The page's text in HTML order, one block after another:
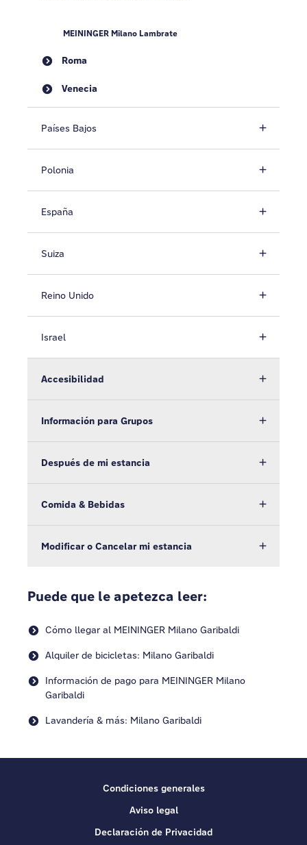
MEININGER Milano Lambrate
Roma
Venecia
Países Bajos
Polonia
España
Suiza
Reino Unido
Israel
Accesibilidad
Información para Grupos
Después de mi estancia
Comida & Bebidas
Modificar o Cancelar mi estancia
Puede que le apetezca leer:
Cómo llegar al MEININGER Milano Garibaldi
Alquiler de bicicletas: Milano Garibaldi
Información de pago para MEININGER Milano
Garibaldi
Lavandería & más: Milano Garibaldi
Condiciones generales
Aviso legal
Declaración de Privacidad